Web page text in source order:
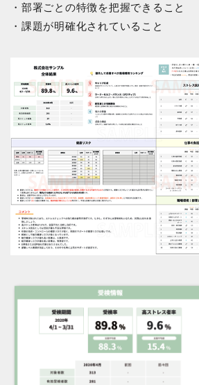
・部署ごとの特徴を把握できること
・課題が明確化されていること